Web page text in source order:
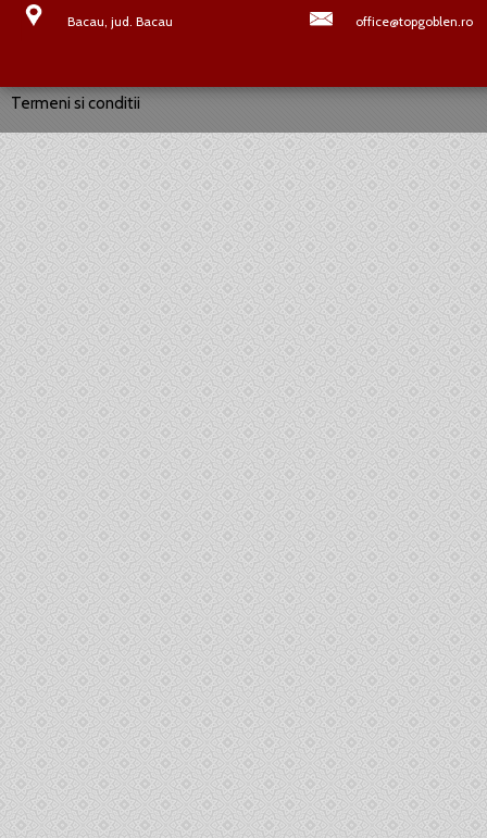
Bacau, jud. Bacau office@topgoblen.ro
Termeni si conditii